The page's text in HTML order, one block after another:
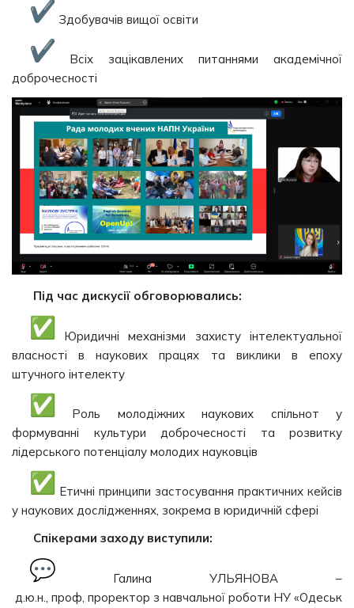
Здобувачів вищої освіти
Всіх зацікавлених питаннями академічної
доброчесності
Під час дискусії обговорювались:
Юридичні механізми захисту інтелектуальної
власності в наукових працях та виклики в епоху
штучного інтелекту
Роль молодіжних наукових спільнот у
формуванні культури доброчесності та розвитку
лідерського потенціалу молодих науковців
Етичні принципи застосування практичних кейсів
у наукових дослідженнях, зокрема в юридичній сфері
Спікерами заходу виступили:
Галина УЛЬЯНОВА –
д.ю.н., проф, проректор з навчальної роботи НУ «Одеськ